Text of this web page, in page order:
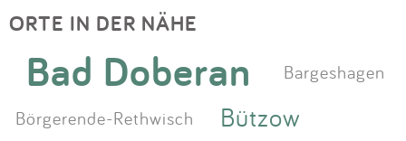
ORTE IN DER NÄHE
Bad Doberan
Bargeshagen
Börgerende-Rethwisch
Bützow